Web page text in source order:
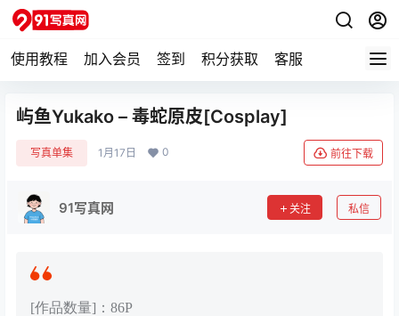
使用教程 加入会员 签到 积分获取 客服
屿鱼Yukako – 毒蛇原皮[Cosplay]
写真单集 1月17日 0 前往下载
91写真网 关注 私信
[作品数量]：86P